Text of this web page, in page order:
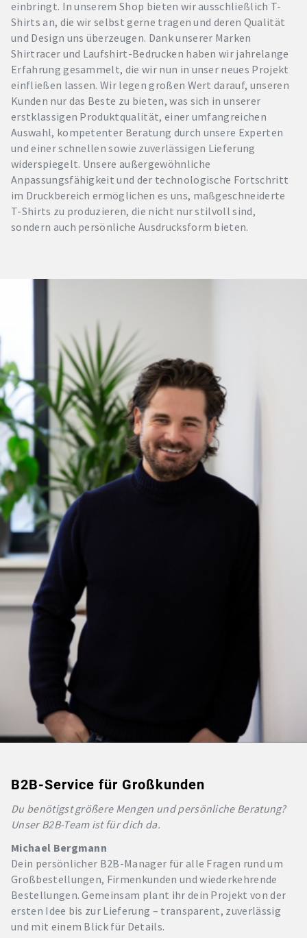
einbringt. In unserem Shop bieten wir ausschließlich T-
Shirts an, die wir selbst gerne tragen und deren Qualität
und Design uns überzeugen. Dank unserer Marken
Shirtracer und Laufshirt-Bedrucken haben wir jahrelange
Erfahrung gesammelt, die wir nun in unser neues Projekt
einfließen lassen. Wir legen großen Wert darauf, unseren
Kunden nur das Beste zu bieten, was sich in unserer
erstklassigen Produktqualität, einer umfangreichen
Auswahl, kompetenter Beratung durch unsere Experten
und einer schnellen sowie zuverlässigen Lieferung
widerspiegelt. Unsere außergewöhnliche
Anpassungsfähigkeit und der technologische Fortschritt
im Druckbereich ermöglichen es uns, maßgeschneiderte
T-Shirts zu produzieren, die nicht nur stilvoll sind,
sondern auch persönliche Ausdrucksform bieten.
B2B-Service für Großkunden
Du benötigst größere Mengen und persönliche Beratung?
Unser B2B-Team ist für dich da.
Michael Bergmann
Dein persönlicher B2B-Manager für alle Fragen rund um
Großbestellungen, Firmenkunden und wiederkehrende
Bestellungen. Gemeinsam plant ihr dein Projekt von der
ersten Idee bis zur Lieferung – transparent, zuverlässig
und mit einem Blick für Details.